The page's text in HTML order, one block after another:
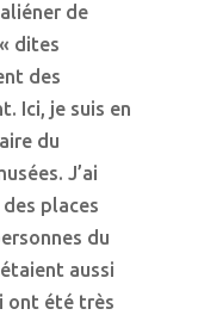
de
dites
des
Ici, je suis en
du
J’ai
places
du
aussi
ont été très